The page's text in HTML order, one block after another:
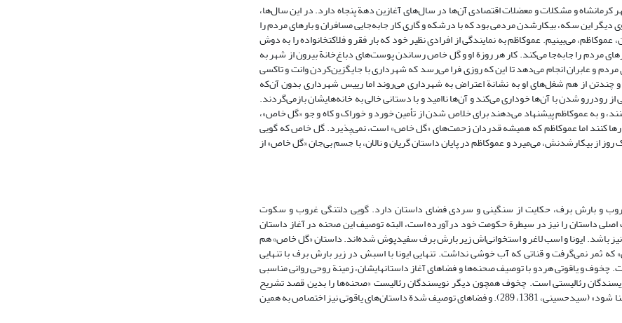
کرمانشاه و مشکلات و معضلات اقتصادی آن‌ها در سال‌های آغازین دهة پنجاه دارد. در این سال‌ها،
دیگر این سکه، بیکارشدن مردمی بود که با درشکه و گاری کار جابه‌جایی مسافران و بارهای مردم را
می‌بینیم. عموکاظم به نمایندگی از افرادی نظیر خود که بار فقر و فلاکتخانواده را به دوش
مردم را جابه‌جا می‌کند. کار هر روزة او و گل خاص رساندن پوست‌های دباغ‌خانة بیرون از شهر به
و عابران انجام می‌دهد تا این که روزی فرا می‌رسد که شهرداری با جایگزین‌کردن وانت و تاکسی
از هم شغل‌های او به نشانة اعتراض به شهرداری می‌روند اما رییس شهرداری بدون آن‌که
رودررو شدن با آن‌ها خوداری می‌کند و آن‌ها ناامید و با دستانی خالی به خانه‌هایشان بازمی‌گردند.
و به عموکاظم پیشنهاد می‌دهند برای خلاص شدن از تأمین خورد و خوراک و کاه و جو «گل خاص»،
و رها کنند اما عموکاظم که همیشه قدردان زحمت‌های «گل خاص» است، نمی‌پذیرد. گل خاص که گویی
از بیکارشدنش، می‌میرد و عموکاظم در پایان داستان گریان و نالان، با جسم بی‌جان «گل خاص» از
و بارش برف، حکایت از سنگینی و سردی فضای داستان دارد. گویی دلتنگی غروب و سکوت
داستان را نیز در سیطرة حکومت خود درآورده است، البته توصیف این صحنه در آغاز داستان
باشد. ایونا و اسب لاغر و استخوانی‌اش زیر بارش برف سفیدپوش شده‌اند. داستان «گل خاص» هم
ثمر نمی‌گرفت و قناتی که آب خوشی نداشت. تنهایی ایونا با اسبش در زیر بارش برف با تنهایی
و یاقوتی هردو با توصیف صحنه‌ها و فضاهای آغاز داستانها‌یشان، زمینة روحی روانی مناسبی
رئالیستی است. چخوف همچون دیگر نویسندگان رئالیست «صحنه‌ها را بدین قصد تشریح
می‌کند که خواننده از شناختن آن صحنه‌ها بیشتر با قهرمانان و وضع روحی آن‌ها آشنا شود» (سیدحسینی، 1381، 289). و فضاهای توصیف شدة داستان‌های یاقوتی نیز اختصاص به همین